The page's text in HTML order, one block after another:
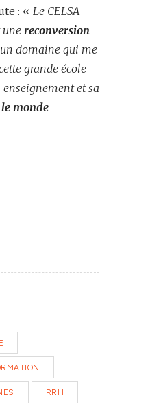
: « Le CELSA
une reconversion
domaine qui me
grande école
et sa
monde
RRH